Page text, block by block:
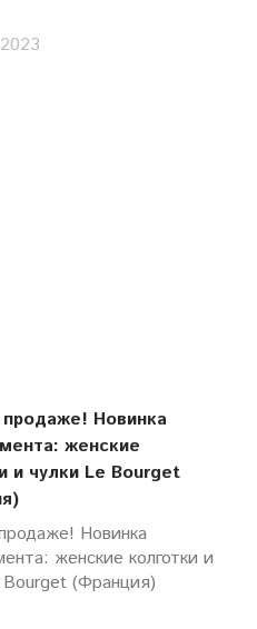
Новинка
женские
и чулки Le Bourget
Новинка
женские колготки и
Bourget (Франция)